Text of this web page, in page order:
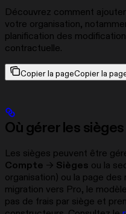
Découvrez comment
votre organisation,
planification des
contractuelle.
Copier la pageCopier la
Où gérer les sièges
Les sièges peuvent être
Compte → Sièges ou la
organisation) ou la page des
migration vers Pro, le
pas de frais par siège et